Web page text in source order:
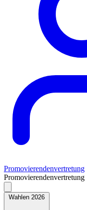
Promovierendenvertretung
Promovierendenvertretung
Wahlen 2026